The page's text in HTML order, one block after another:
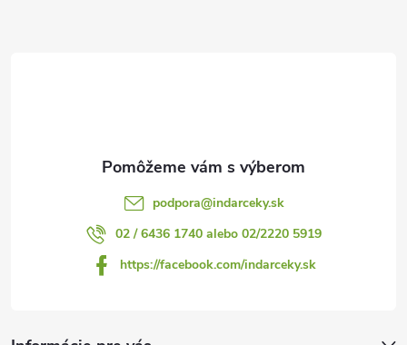
podpora@indarceky.sk
02 / 6436 1740 alebo 02/2220 5919
https://facebook.com/indarceky.sk